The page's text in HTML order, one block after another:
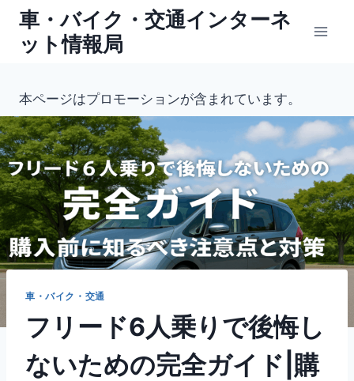
ッ
プ
車・バイク・交通インターネ
ット情報局
本ページはプロモーションが含まれています。
車・バイク・交通
フリード6人乗りで後悔し
ないための完全ガイド|購